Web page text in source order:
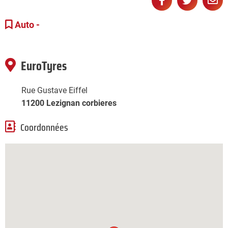
Auto -
EuroTyres
Rue Gustave Eiffel
11200 Lezignan corbieres
Coordonnées